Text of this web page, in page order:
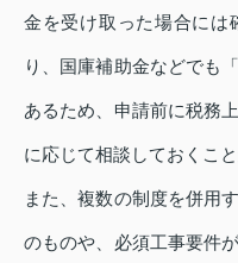
金を受け取った場合には
り、国庫補助金などでも
あるため、申請前に税務
に応じて相談しておくこと
また、複数の制度を併用
のものや、必須工事要件